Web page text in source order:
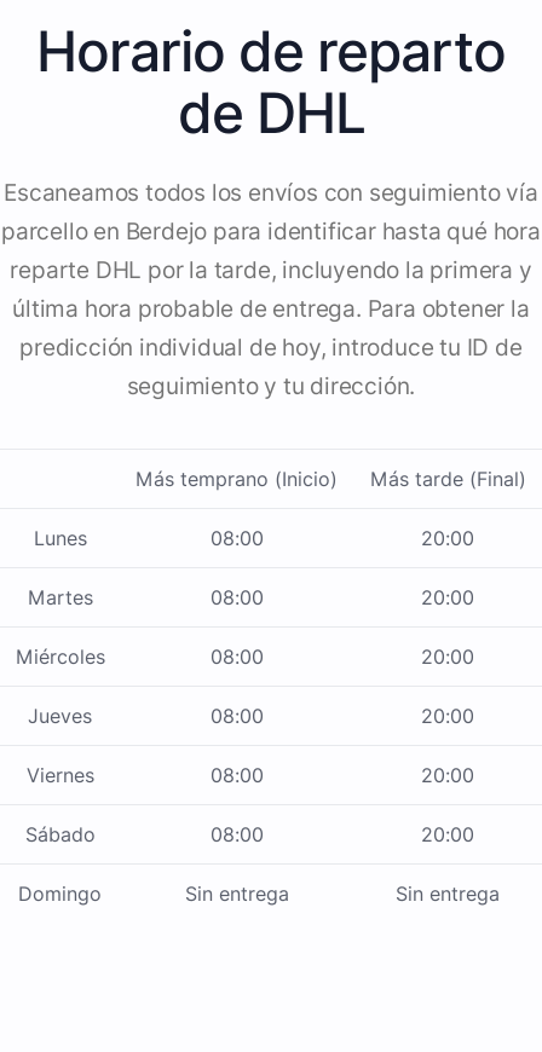
Horario de reparto
de DHL
Escaneamos todos los envíos con seguimiento vía
parcello en Berdejo para identificar hasta qué hora
reparte DHL por la tarde, incluyendo la primera y
última hora probable de entrega. Para obtener la
predicción individual de hoy, introduce tu ID de
seguimiento y tu dirección.
Más temprano (Inicio) Más tarde (Final)
Lunes 08:00 20:00
Martes 08:00 20:00
Miércoles 08:00 20:00
Jueves 08:00 20:00
Viernes 08:00 20:00
Sábado 08:00 20:00
Domingo Sin entrega Sin entrega